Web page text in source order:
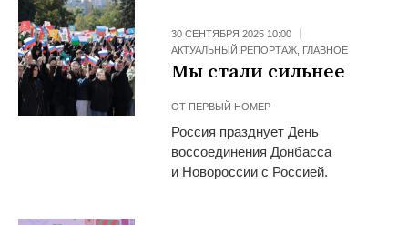
30 СЕНТЯБРЯ 2025 10:00
АКТУАЛЬНЫЙ РЕПОРТАЖ, ГЛАВНОЕ
Мы стали сильнее
ОТ ПЕРВЫЙ НОМЕР
Россия празднует День
воссоединения Донбасса
и Новороссии с Россией.